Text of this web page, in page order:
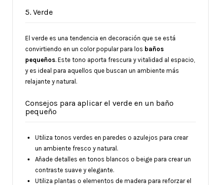
5. Verde
El verde es una tendencia en decoración que se está
convirtiendo en un color popular para los baños
pequeños. Este tono aporta frescura y vitalidad al espacio,
y es ideal para aquellos que buscan un ambiente más
relajante y natural.
Consejos para aplicar el verde en un baño
pequeño
Utiliza tonos verdes en paredes o azulejos para crear
un ambiente fresco y natural.
Añade detalles en tonos blancos o beige para crear un
contraste suave y elegante.
Utiliza plantas o elementos de madera para reforzar el